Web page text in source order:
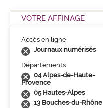
VOTRE AFFINAGE
Accès en ligne
Journaux numérisés
Départements
04 Alpes-de-Haute-
Provence
05 Hautes-Alpes
13 Bouches-du-Rhône